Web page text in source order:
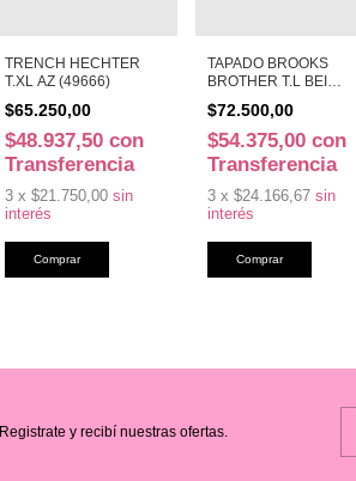
TRENCH HECHTER
T.XL AZ (49666)
$65.250,00
$48.937,50 con
Transferencia
3 x $21.750,00 sin
interés
TAPADO BROOKS
BROTHER T.L BEI
(49663)
$72.500,00
$54.375,00 con
Transferencia
3 x $24.166,67 sin
interés
Registrate y recibí nuestras ofertas.